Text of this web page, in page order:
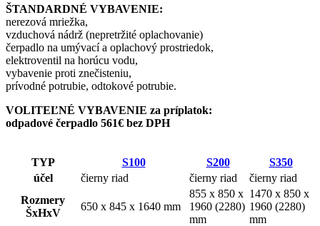
ŠTANDARDNÉ VYBAVENIE:
nerezová mriežka,
vzduchová nádrž (nepretržité oplachovanie)
čerpadlo na umývací a oplachový prostriedok,
elektroventil na horúcu vodu,
vybavenie proti znečisteniu,
prívodné potrubie, odtokové potrubie.
VOLITEĽNÉ VYBAVENIE za príplatok:
odpadové čerpadlo 561€ bez DPH
TYP S100 S200
S350
účel
čierny riad čierny riad
čierny riad
Rozmery
ŠxHxV
650 x 845 x 1640 mm
855 x 850 x
1960 (2280)
mm
1470 x 850 x
1960 (2280)
mm